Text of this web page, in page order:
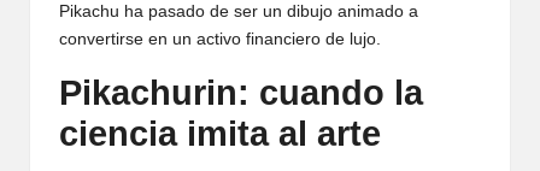
Pikachu ha pasado de ser un dibujo animado a
convertirse en un activo financiero de lujo.
Pikachurin: cuando la
ciencia imita al arte